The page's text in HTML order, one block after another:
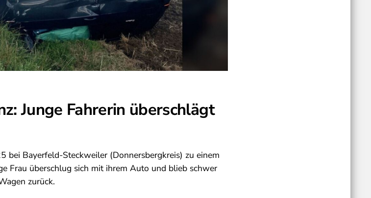
Junge Fahrerin überschlägt
bei Bayerfeld-Steckweiler (Donnersbergkreis) zu einem
Frau überschlug sich mit ihrem Auto und blieb schwer
zurück.